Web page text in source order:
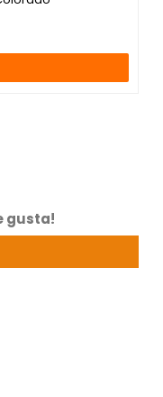
gusta!